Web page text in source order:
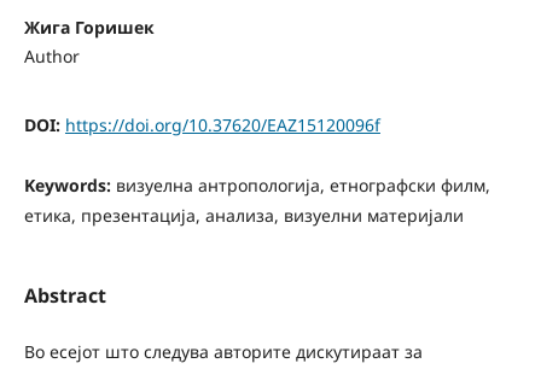
Жига Горишек
Author
DOI: https://doi.org/10.37620/EAZ15120096f
Keywords: визуелна антропологија, етнографски филм,
етика, презентација, анализа, визуелни материјали
Abstract
Во есејот што следува авторите дискутираат за